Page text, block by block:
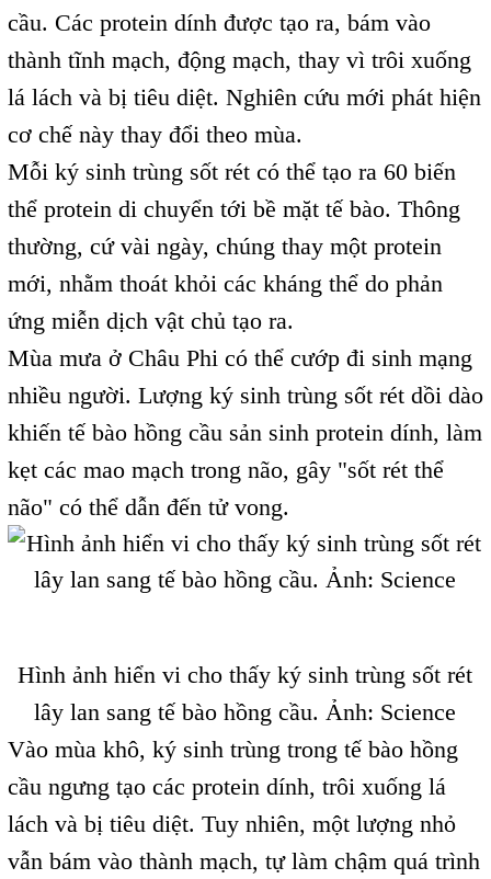
cầu. Các protein dính được tạo ra, bám vào
thành tĩnh mạch, động mạch, thay vì trôi xuống
lá lách và bị tiêu diệt. Nghiên cứu mới phát hiện
cơ chế này thay đổi theo mùa.
Mỗi ký sinh trùng sốt rét có thể tạo ra 60 biến
thể protein di chuyển tới bề mặt tế bào. Thông
thường, cứ vài ngày, chúng thay một protein
mới, nhằm thoát khỏi các kháng thể do phản
ứng miễn dịch vật chủ tạo ra.
Mùa mưa ở Châu Phi có thể cướp đi sinh mạng
nhiều người. Lượng ký sinh trùng sốt rét dồi dào
khiến tế bào hồng cầu sản sinh protein dính, làm
kẹt các mao mạch trong não, gây "sốt rét thể
não" có thể dẫn đến tử vong.
Hình ảnh hiển vi cho thấy ký sinh trùng sốt rét
lây lan sang tế bào hồng cầu. Ảnh: Science
Vào mùa khô, ký sinh trùng trong tế bào hồng
cầu ngưng tạo các protein dính, trôi xuống lá
lách và bị tiêu diệt. Tuy nhiên, một lượng nhỏ
vẫn bám vào thành mạch, tự làm chậm quá trình